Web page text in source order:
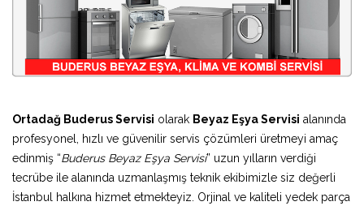
Ortadağ Buderus Servisi olarak Beyaz Eşya Servisi alanında
profesyonel, hızlı ve güvenilir servis çözümleri üretmeyi amaç
edinmiş “Buderus Beyaz Eşya Servisi” uzun yılların verdiği
tecrübe ile alanında uzmanlaşmış teknik ekibimizle siz değerli
İstanbul halkına hizmet etmekteyiz. Orjinal ve kaliteli yedek parça